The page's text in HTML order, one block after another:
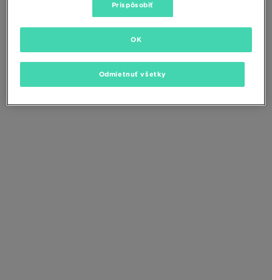
Zmeňte kritériá vyhľadávania alebo
odstráňte vybrané filtre
Prispôsobiť
Odmietnuť všetky
OK